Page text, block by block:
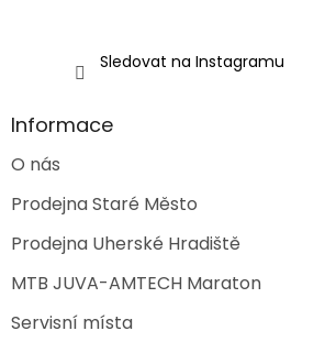
Sledovat na Instagramu
Informace
O nás
Prodejna Staré Město
Prodejna Uherské Hradiště
MTB JUVA-AMTECH Maraton
Servisní místa